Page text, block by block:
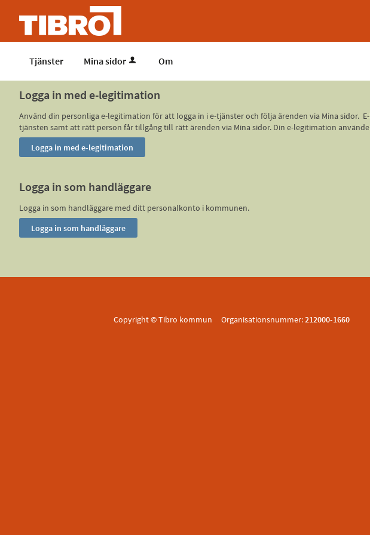
Tjänster Mina sidor Om
Logga in med e-legitimation
Använd din personliga e-legitimation för att logga in i e-tjänster och följa ärenden via Mina sidor.
tjänsten samt att rätt person får tillgång till rätt ärenden via Mina sidor. Din e-legitimation
Logga in som handläggare
Logga in som handläggare med ditt personalkonto i kommunen.
Copyright © Tibro kommun Organisationsnummer:212000-1660